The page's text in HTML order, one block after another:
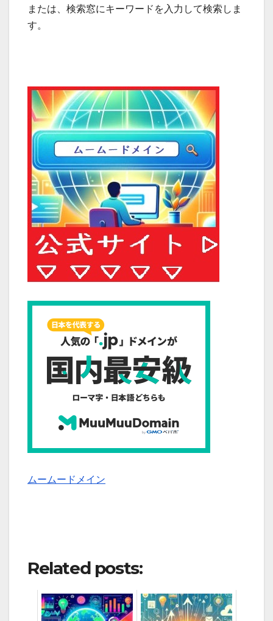
または、検索窓にキーワードを入力して検索しま
す。
ムームードメイン
Related posts: